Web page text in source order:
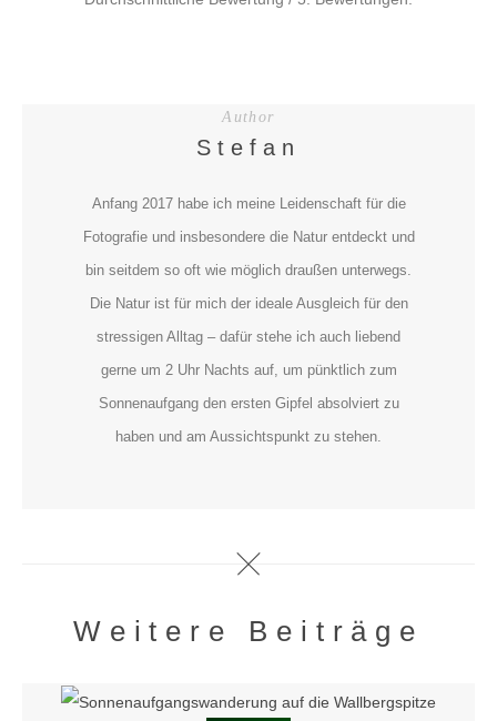
Author
Stefan
Anfang 2017 habe ich meine Leidenschaft für die
Fotografie und insbesondere die Natur entdeckt und
bin seitdem so oft wie möglich draußen unterwegs.
Die Natur ist für mich der ideale Ausgleich für den
stressigen Alltag – dafür stehe ich auch liebend
gerne um 2 Uhr Nachts auf, um pünktlich zum
Sonnenaufgang den ersten Gipfel absolviert zu
haben und am Aussichtspunkt zu stehen.
Weitere Beiträge